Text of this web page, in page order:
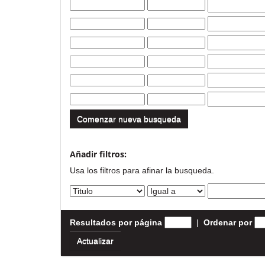
Comenzar nueva busqueda
Añadir filtros:
Usa los filtros para afinar la busqueda.
Resultados por página | Ordenar por